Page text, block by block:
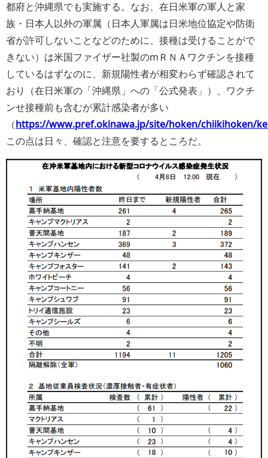
都府と沖縄県でも実施する。なお、在日米軍の軍人と家
族・日本人以外の軍属（日本人軍属は日米地位協定や防衛
省が許可しないことなどのために、接種は受けることがで
きない）は米国ファイザー社製のmＲＮＡワクチンを接種
しているはずなのに、新規陽性者が相変わらず確認されて
おり（在日米軍の「沖縄県」への「公式発表」）、ワクチ
ンせ接種前も含むが累計感染者が多い
（https://www.pref.okinawa.jp/site/hoken/chiikihoken/
この点は日々、確認と注意を要するところだ。